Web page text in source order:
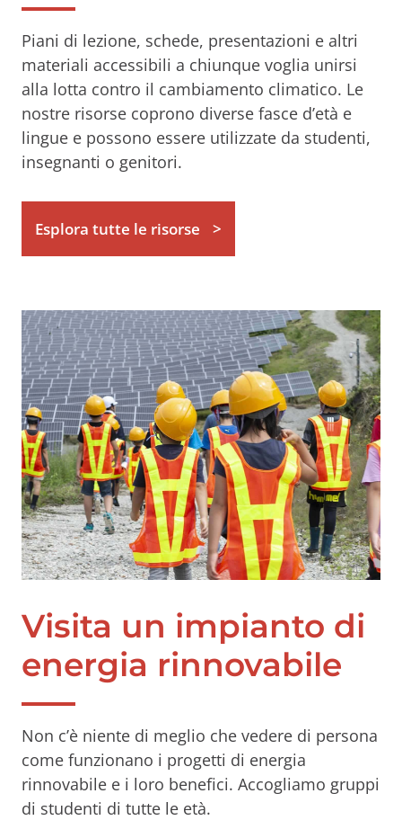
Piani di lezione, schede, presentazioni e altri
materiali accessibili a chiunque voglia unirsi
alla lotta contro il cambiamento climatico. Le
nostre risorse coprono diverse fasce d’età e
lingue e possono essere utilizzate da studenti,
insegnanti o genitori.
Esplora tutte le risorse
Visita un impianto di
energia rinnovabile
Non c’è niente di meglio che vedere di persona
come funzionano i progetti di energia
rinnovabile e i loro benefici. Accogliamo gruppi
di studenti di tutte le età.